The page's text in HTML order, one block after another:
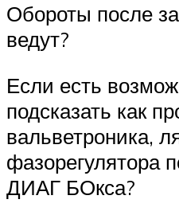
Обороты после
ведут?
Если есть
подсказать как
вальветроника,
фазорегулятора
ДИАГ БОкса?